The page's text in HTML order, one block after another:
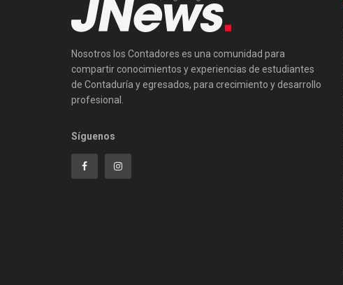
Nosotros los Contadores es una comunidad para
compartir conocimientos y experiencias de estudiantes
de Contaduría y egresados, para crecimiento y desarrollo
profesional.
Síguenos